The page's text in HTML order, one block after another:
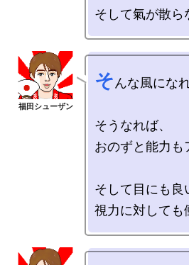
そんな風にな
そうなれば、
おのずと能力も
そして目にも良